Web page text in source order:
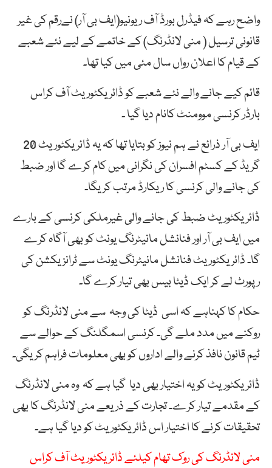
واضح رہے کہ فیڈرل بورڈ آف ریونیو(ایف بی آر) نےرقم کی غیر
قانونی ترسیل ( منی لانڈرنگ) کے خاتمے کے لیے نئے شعبے
کے قیام کا اعلان رواں سال مئی میں کیا تھا۔
قائم کیے جانے والے نئے شعبے کو ڈائریکٹوریٹ آف کراس
بارڈر کرنسی موومنٹ کانام دیا گیا ۔
ایف بی آر ذرائع نے ہم نیوز کو بتایا تھا کہ یہ ڈائریکٹوریٹ 20
گریڈ کے کسٹم افسران کی نگرانی میں کام کرے گا اور ضبط
کی جانے والی کرنسی کا ریکارڈ مرتب کریگا۔
ڈائریکٹوریٹ ضبط کی جانے والی غیرملکی کرنسی کے بارے
میں ایف بی آر اور فنانشل مانیٹرنگ یونٹ کو بھی آگاہ کرے
گا۔ ڈائریکٹوریٹ فنانشل مانیٹرنگ یونٹ سے ٹرانزیکشن کی
رپورٹ لے کر ایک ڈیٹا بیس بھی تیار کرے گا۔
حکام کا کہناہے کہ اسی ڈیٹا کی وجہ سے منی لانڈرنگ کو
روکنے میں مدد ملے گی۔ کرنسی اسمگلنگ کے حوالے سے
ٹیم قانون نافذ کرنے والے اداروں کو بھی معلومات فراہم کریگی۔
ڈائریکٹوریٹ کو یہ اختیار بھی دیا گیا ہے کہ وہ منی لانڈرنگ
کے مقدمے تیار کرے۔ تجارت کے ذریعے منی لانڈرنگ کا بھی
تحقیقات کرنے کا اختیار اس ڈائریکٹوریٹ کو دیا گیا ہے۔
منی لانڈرنگ کی روک تھام کیلئے ڈائریکٹوریٹ آف کراس